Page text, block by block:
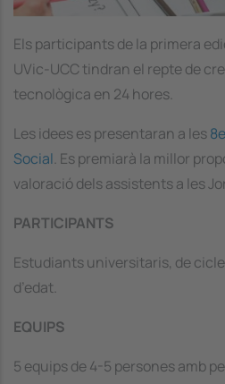
Els participants de la primera
UVic-UCC tindran el repte de
tecnològica en 24 hores.
Les idees es presentaran a les
Social. Es premiarà la millor
valoració dels assistents a les
PARTICIPANTS
Estudiants universitaris, de
d’edat.
EQUIPS
5 equips de 4-5 persones amb